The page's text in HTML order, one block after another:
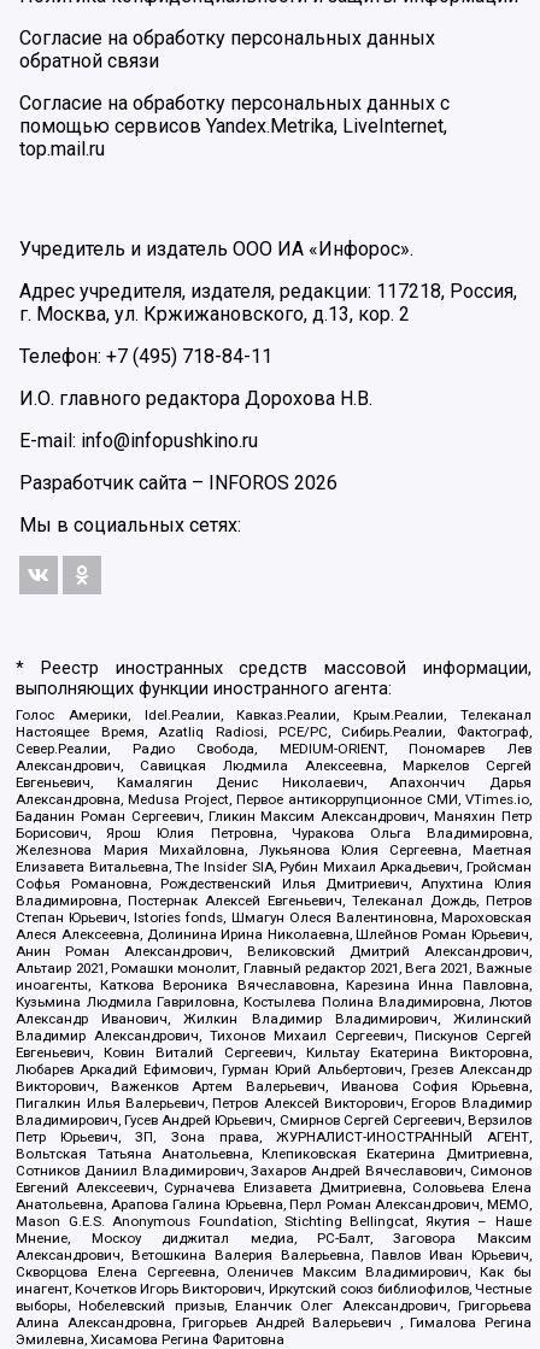
Согласие на обработку персональных данных
обратной связи
Согласие на обработку персональных данных с
помощью сервисов Yandex.Metrika, LiveInternet,
top.mail.ru
Учредитель и издатель ООО ИА «Инфорос».
Адрес учредителя, издателя, редакции: 117218, Россия,
г. Москва, ул. Кржижановского, д.13, кор. 2
Телефон: +7 (495) 718-84-11
И.О. главного редактора Дорохова Н.В.
E-mail: info@infopushkino.ru
Разработчик сайта – INFOROS 2026
Мы в социальных сетях:
* Реестр иностранных средств массовой информации,
выполняющих функции иностранного агента:
Голос Америки, Idel.Реалии, Кавказ.Реалии, Крым.Реалии, Телеканал
Настоящее Время, Azatliq Radiosi, PCE/PC, Сибирь.Реалии, Фактограф,
Север.Реалии, Радио Свобода, MEDIUM-ORIENT, Пономарев Лев
Александрович, Савицкая Людмила Алексеевна, Маркелов Сергей
Евгеньевич, Камалягин Денис Николаевич, Апахончич Дарья
Александровна, Medusa Project, Первое антикоррупционное СМИ, VTimes.io,
Баданин Роман Сергеевич, Гликин Максим Александрович, Маняхин Петр
Борисович, Ярош Юлия Петровна, Чуракова Ольга Владимировна,
Железнова Мария Михайловна, Лукьянова Юлия Сергеевна, Маетная
Елизавета Витальевна, The Insider SIA, Рубин Михаил Аркадьевич, Гройсман
Софья Романовна, Рождественский Илья Дмитриевич, Апухтина Юлия
Владимировна, Постернак Алексей Евгеньевич, Телеканал Дождь, Петров
Степан Юрьевич, Istories fonds, Шмагун Олеся Валентиновна, Мароховская
Алеся Алексеевна, Долинина Ирина Николаевна, Шлейнов Роман Юрьевич,
Анин Роман Александрович, Великовский Дмитрий Александрович,
Альтаир 2021, Ромашки монолит, Главный редактор 2021, Вега 2021, Важные
иноагенты, Каткова Вероника Вячеславовна, Карезина Инна Павловна,
Кузьмина Людмила Гавриловна, Костылева Полина Владимировна, Лютов
Александр Иванович, Жилкин Владимир Владимирович, Жилинский
Владимир Александрович, Тихонов Михаил Сергеевич, Пискунов Сергей
Евгеньевич, Ковин Виталий Сергеевич, Кильтау Екатерина Викторовна,
Любарев Аркадий Ефимович, Гурман Юрий Альбертович, Грезев Александр
Викторович, Важенков Артем Валерьевич, Иванова София Юрьевна,
Пигалкин Илья Валерьевич, Петров Алексей Викторович, Егоров Владимир
Владимирович, Гусев Андрей Юрьевич, Смирнов Сергей Сергеевич, Верзилов
Петр Юрьевич, ЗП, Зона права, ЖУРНАЛИСТ-ИНОСТРАННЫЙ АГЕНТ,
Вольтская Татьяна Анатольевна, Клепиковская Екатерина Дмитриевна,
Сотников Даниил Владимирович, Захаров Андрей Вячеславович, Симонов
Евгений Алексеевич, Сурначева Елизавета Дмитриевна, Соловьева Елена
Анатольевна, Арапова Галина Юрьевна, Перл Роман Александрович, МЕМО,
Mason G.E.S. Anonymous Foundation, Stichting Bellingcat, Якутия – Наше
Мнение, Москоу диджитал медиа, РС-Балт, Заговора Максим
Александрович, Ветошкина Валерия Валерьевна, Павлов Иван Юрьевич,
Скворцова Елена Сергеевна, Оленичев Максим Владимирович, Как бы
инагент, Кочетков Игорь Викторович, Иркутский союз библиофилов, Честные
выборы, Нобелевский призыв, Еланчик Олег Александрович, Григорьева
Алина Александровна, Григорьев Андрей Валерьевич , Гималова Регина
Эмилевна, Хисамова Регина Фаритовна